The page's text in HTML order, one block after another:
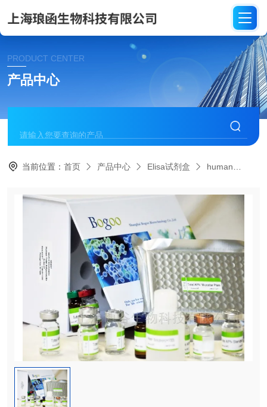
PRODUCT CENTER
产品中心
当前位置：首页 产品中心 Elisa试剂盒 human